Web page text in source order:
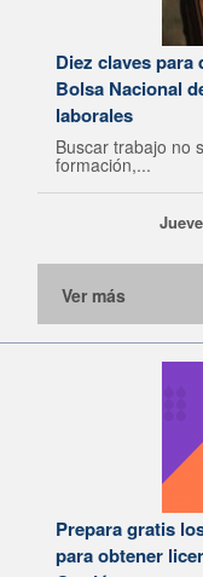
Diez claves
Bolsa Nacional
laborales
Buscar trabajo no
formación,...
Ver más
Prepara gratis
para obtener